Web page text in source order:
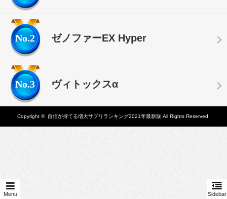
Menu Sidebar
No.2 ゼノファーEX Hyper
No.3 ヴィトックスα
Copyright © 自信が持てる増大サプリランキング2021年最新版 All Rights Reserved.